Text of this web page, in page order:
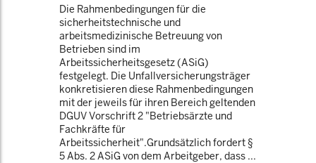
Die Rahmenbedingungen für die
sicherheitstechnische und
arbeitsmedizinische Betreuung von
Betrieben sind im
Arbeitssicherheitsgesetz (ASiG)
festgelegt. Die Unfallversicherungsträger
konkretisieren diese Rahmenbedingungen
mit der jeweils für ihren Bereich geltenden
DGUV Vorschrift 2 "Betriebsärzte und
Fachkräfte für
Arbeitssicherheit".Grundsätzlich fordert §
5 Abs. 2 ASiG von dem Arbeitgeber, dass ...